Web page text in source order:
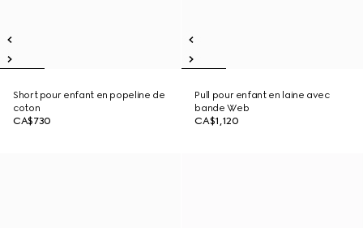
Short pour enfant en popeline de
coton
CA$730
Pull pour enfant en laine avec
bande Web
CA$1,120